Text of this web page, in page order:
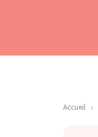
Accueil ›